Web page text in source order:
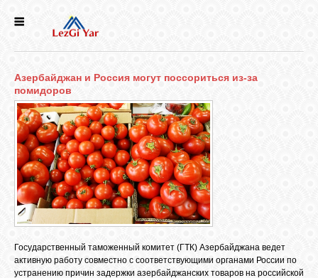
СЕЛА
ИСТОРИЯ
КУЛЬТУРА
ГОЛОС
НАРОДЫ
Азербайджан и Россия могут поссориться из-за
помидоров
Государственный таможенный комитет (ГТК) Азербайджана ведет
активную работу совместно с соответствующими органами России по
устранению причин задержки азербайджанских товаров на российской